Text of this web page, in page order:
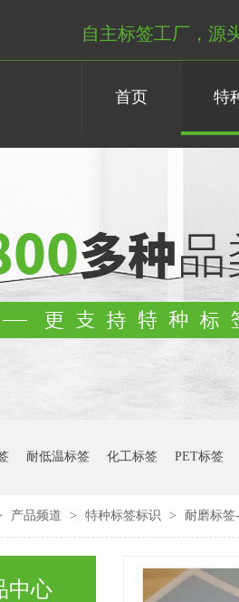
自主标签工厂，源
首页 特
耐低温标签 化工标签 PET标签
产品频道 > 特种标签标识 > 耐磨标
中心